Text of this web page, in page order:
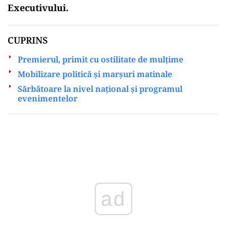
Executivului.
CUPRINS
Premierul, primit cu ostilitate de mulțime
Mobilizare politică și marșuri matinale
Sărbătoare la nivel național și programul
evenimentelor